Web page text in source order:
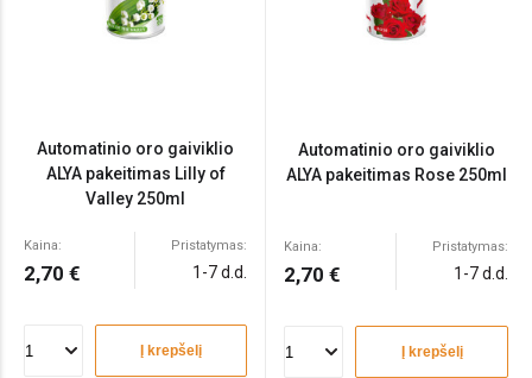
Automatinio oro gaiviklio
ALYA pakeitimas Lilly of
Valley 250ml
Kaina:
2,70 €
Pristatymas:
1-7 d.d.
Į krepšelį
Automatinio oro gaiviklio
ALYA pakeitimas Rose 250ml
Kaina:
2,70 €
Pristatymas:
1-7 d.d.
Į krepšelį